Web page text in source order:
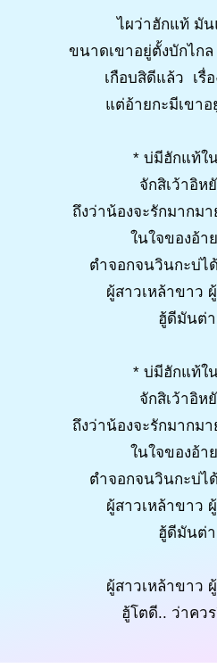
ไผว่าฮักแท้ มั
ขนาดเขาอยู่ตั้งบักไกล
เกือบสิดีแล้ว เรื่อ
แต่อ้ายกะมีเขาอ
* บ่มีฮักแท้ใ
จักสิเว้าอิห
ถึงว่าน้องจะรักมากม
ในใจของอ้า
ตำจอกจนวินกะบ่ไ
ผู้สาวเหล้าขาว
ฮู้ดีมันต่
* บ่มีฮักแท้ใ
จักสิเว้าอิห
ถึงว่าน้องจะรักมากม
ในใจของอ้า
ตำจอกจนวินกะบ่ไ
ผู้สาวเหล้าขาว
ฮู้ดีมันต่
ผู้สาวเหล้าขาว
ฮู้โตดี.. ว่าคว